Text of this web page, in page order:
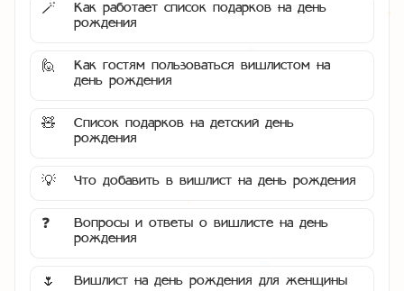
🪄
Как работает список подарков на день
рождения
🙋
Как гостям пользоваться вишлистом на
день рождения
🧸
Список подарков на детский день
рождения
💡 Что добавить в вишлист на день рождения
❓
Вопросы и ответы о вишлисте на день
рождения
🌷 Вишлист на день рождения для женщины